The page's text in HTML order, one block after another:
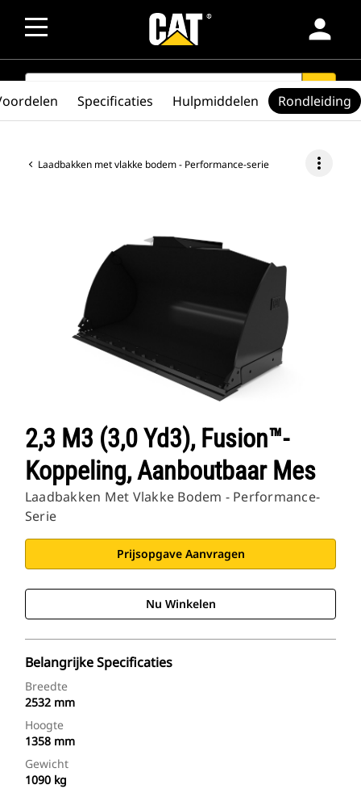
person
SEARCH search
Laadbakken met vlakke bodem - Performance-serie more_vert
2,3 M3 (3,0 Yd3), Fusion™-
Koppeling, Aanboutbaar Mes
Laadbakken Met Vlakke Bodem - Performance-
Serie
Prijsopgave Aanvragen
Nu Winkelen
Belangrijke Specificaties
Breedte
2532 mm
Hoogte
1358 mm
Gewicht
1090 kg
Specificaties Hulpmiddelen Rondleiding